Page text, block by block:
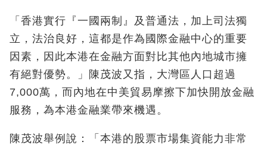
「香港實行『一國兩制』及普通法，加上司法獨
立，法治良好，這都是作為國際金融中心的重要
因素，因此本港在金融方面對比其他內地城市擁
有絕對優勢。」陳茂波又指，大灣區人口超過
7,000萬，而內地在中美貿易摩擦下加快開放金融
服務，為本港金融業帶來機遇。
陳茂波舉例說：「本港的股票市場集資能力非常